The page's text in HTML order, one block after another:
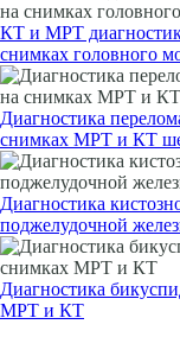
КТ и МРТ
снимках головного
Диагностика
снимках МРТ и КТ
Диагностика
поджелудочной
Диагностика
МРТ и КТ